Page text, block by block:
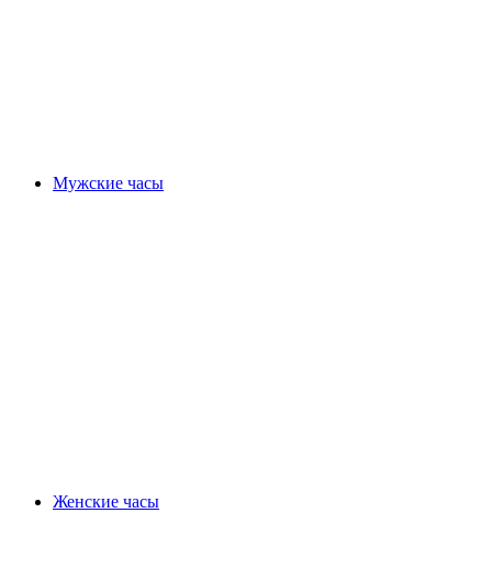
Мужские часы
Женские часы